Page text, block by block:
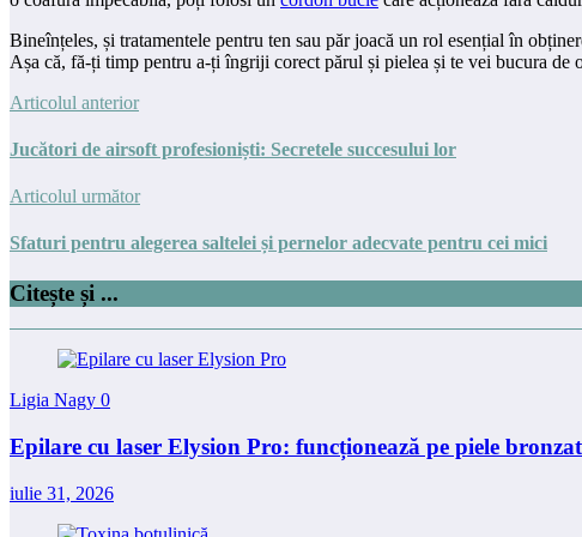
Bineînțeles, și tratamentele pentru ten sau păr joacă un rol esențial în
Așa că, fă-ți timp pentru a-ți îngriji corect părul și pielea și te vei bucura de
Articolul anterior
Jucători de airsoft profesioniști: Secretele succesului lor
Articolul următor
Sfaturi pentru alegerea saltelei și pernelor adecvate pentru cei mici
Citește și ...
Ligia Nagy 0
Epilare cu laser Elysion Pro: funcționează pe piele
iulie 31, 2026